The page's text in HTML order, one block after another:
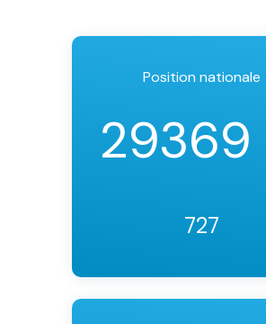
Position nationale
29369
727